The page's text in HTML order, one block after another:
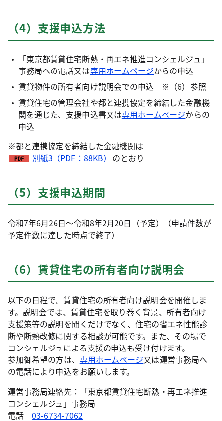
（4）支援申込方法
「東京都賃貸住宅断熱・再エネ推進コンシェルジュ」
事務局への電話又は専用ホームページからの申込
賃貸物件の所有者向け説明会での申込 ※（6）参照
賃貸住宅の管理会社や都と連携協定を締結した金融機
関を通じた、支援申込書又は専用ホームページからの
申込
※都と連携協定を締結した金融機関は
別紙3（PDF：88KB）
のとおり
（5）支援申込期間
令和7年6月26日～令和8年2月20日（予定）（申請件数が
予定件数に達した時点で終了）
（6）賃貸住宅の所有者向け説明会
以下の日程で、賃貸住宅の所有者向け説明会を開催しま
す。説明会では、賃貸住宅を取り巻く背景、所有者向け
支援策等の説明を聞くだけでなく、住宅の省エネ性能診
断や断熱改修に関する相談が可能です。また、その場で
コンシェルジュによる支援の申込も受け付けます。
参加御希望の方は、 専用ホームページ又は運営事務局へ
の電話により申込をお願いします。
運営事務局連絡先：「東京都賃貸住宅断熱・再エネ推進
コンシェルジュ」事務局
電話03-6734-7062